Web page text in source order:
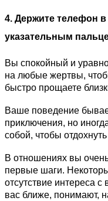
4. Держите телефон в
указательным
Вы спокойный и
на любые жертвы,
быстро прощаете
Ваше поведение
приключения, но
собой, чтобы
В отношениях вы
первые шаги.
отсутствие интереса
вас ближе, понимают,